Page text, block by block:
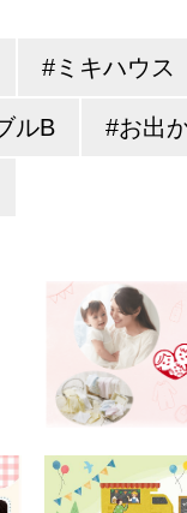
#ミキハウス
ルB #お出